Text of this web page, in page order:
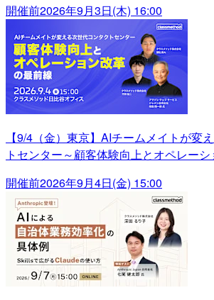
開催前2026年9月3日(木) 16:00
【9/4（金）東京】AIチームメイトが変
トセンター～顧客体験向上とオペレー
開催前2026年9月4日(金) 15:00